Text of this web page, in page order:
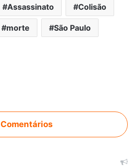
Assassinato Colisão
morte São Paulo
Comentários